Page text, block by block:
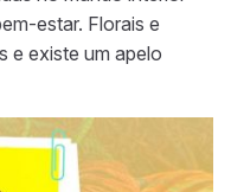
estar. Florais e
e existe um apelo